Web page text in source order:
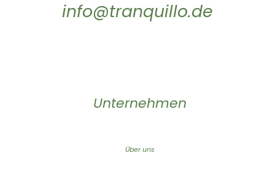
info@tranquillo.de
Unternehmen
Über uns